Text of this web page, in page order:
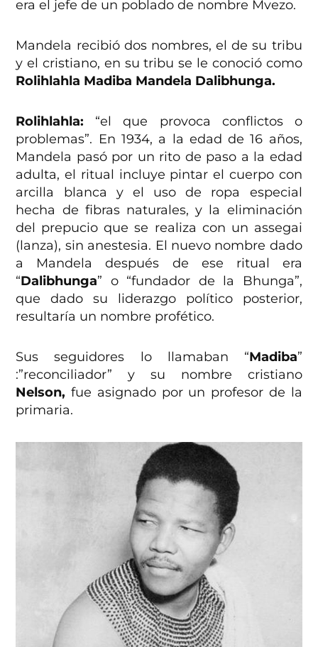
era el jefe de un poblado de nombre Mvezo.
Mandela recibió dos nombres, el de su tribu
y el cristiano, en su tribu se le conoció como
Rolihlahla Madiba Mandela Dalibhunga.
Rolihlahla: “el que provoca conflictos o
problemas”. En 1934, a la edad de 16 años,
Mandela pasó por un rito de paso a la edad
adulta, el ritual incluye pintar el cuerpo con
arcilla blanca y el uso de ropa especial
hecha de fibras naturales, y la eliminación
del prepucio que se realiza con un assegai
(lanza), sin anestesia. El nuevo nombre dado
a Mandela después de ese ritual era
“Dalibhunga” o “fundador de la Bhunga”,
que dado su liderazgo político posterior,
resultaría un nombre profético.
Sus seguidores lo llamaban “Madiba”
:”reconciliador” y su nombre cristiano
Nelson,fue asignado por un profesor de la
primaria.